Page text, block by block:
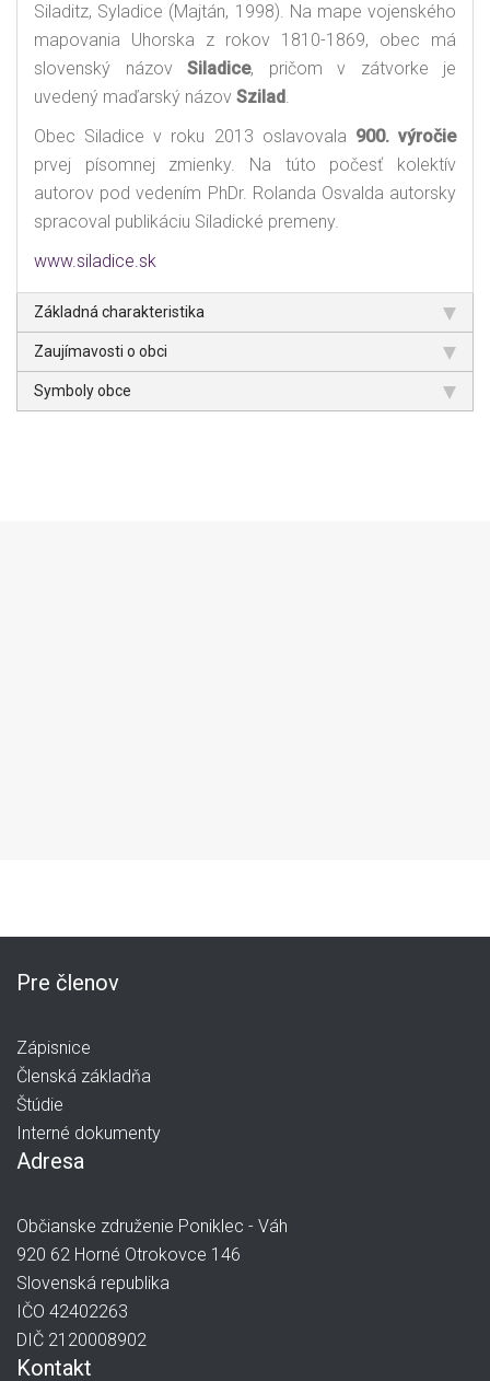
Siladitz, Syladice (Majtán, 1998). Na mape vojenského
mapovania Uhorska z rokov 1810-1869, obec má
slovenský názov Siladice, pričom v zátvorke je
uvedený maďarský názov Szilad.
Obec Siladice v roku 2013 oslavovala 900. výročie
prvej písomnej zmienky. Na túto počesť kolektív
autorov pod vedením PhDr. Rolanda Osvalda autorsky
spracoval publikáciu Siladické premeny.
www.siladice.sk
Základná charakteristika
Zaujímavosti o obci
Symboly obce
Pre členov
Zápisnice
Členská základňa
Štúdie
Interné dokumenty
Adresa
Občianske združenie Poniklec - Váh
920 62 Horné Otrokovce 146
Slovenská republika
IČO 42402263
DIČ 2120008902
Kontakt